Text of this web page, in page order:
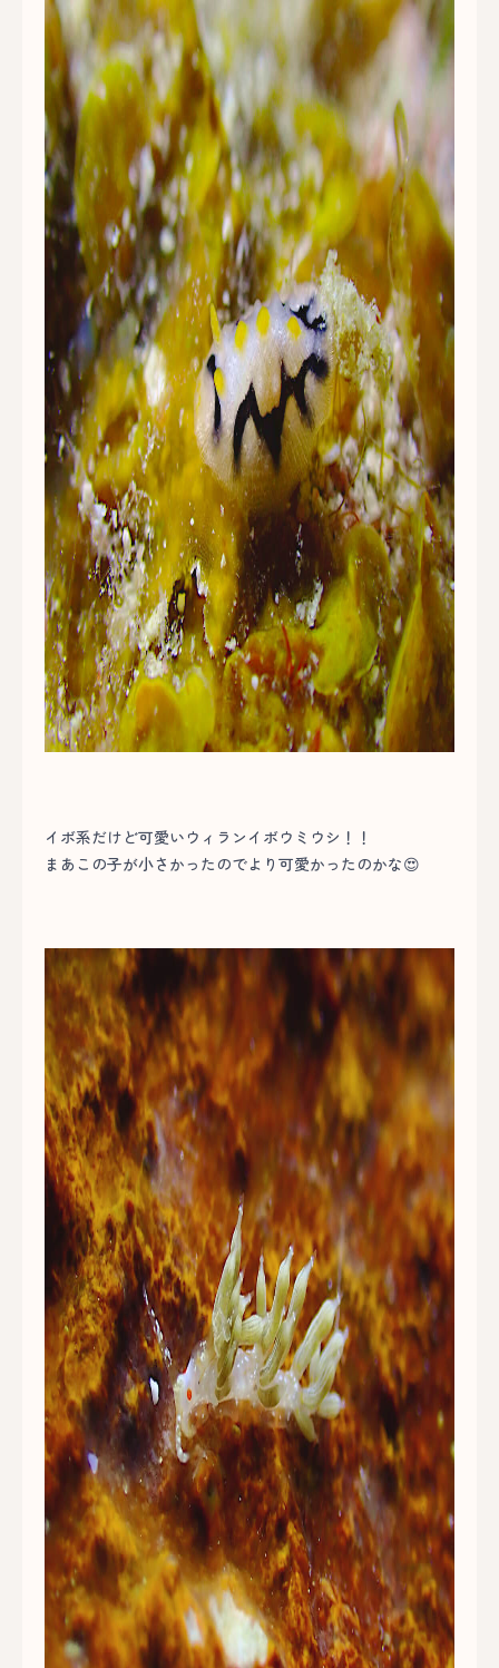
イボ系だけど可愛いウィランイボウミウシ！！
まあこの子が小さかったのでより可愛かったのかな😍